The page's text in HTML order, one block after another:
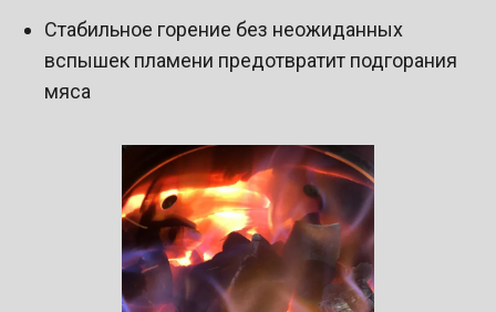
Стабильное горение без неожиданных
вспышек пламени предотвратит подгорания
мяса